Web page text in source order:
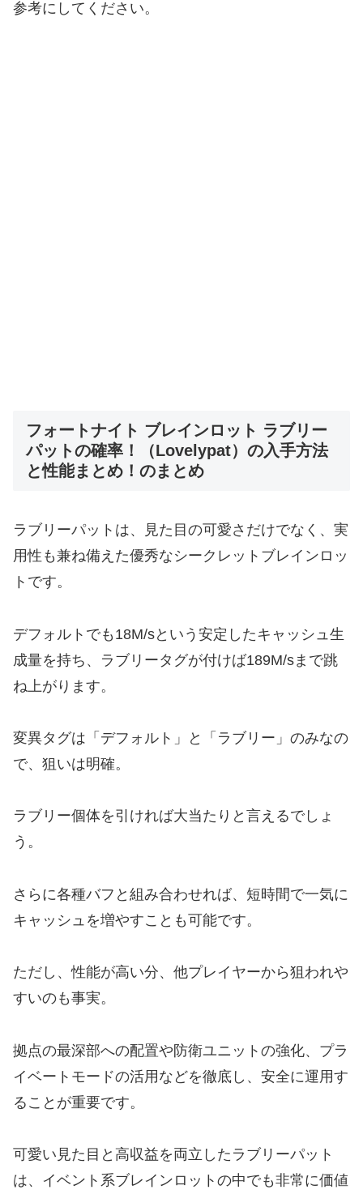
参考にしてください。
フォートナイト ブレインロット ラブリー
パットの確率！（Lovelypat）の入手方法
と性能まとめ！のまとめ
ラブリーパットは、見た目の可愛さだけでなく、実
用性も兼ね備えた優秀なシークレットブレインロッ
トです。
デフォルトでも18M/sという安定したキャッシュ生
成量を持ち、ラブリータグが付けば189M/sまで跳
ね上がります。
変異タグは「デフォルト」と「ラブリー」のみなの
で、狙いは明確。
ラブリー個体を引ければ大当たりと言えるでしょ
う。
さらに各種バフと組み合わせれば、短時間で一気に
キャッシュを増やすことも可能です。
ただし、性能が高い分、他プレイヤーから狙われや
すいのも事実。
拠点の最深部への配置や防衛ユニットの強化、プラ
イベートモードの活用などを徹底し、安全に運用す
ることが重要です。
可愛い見た目と高収益を両立したラブリーパット
は、イベント系ブレインロットの中でも非常に価値